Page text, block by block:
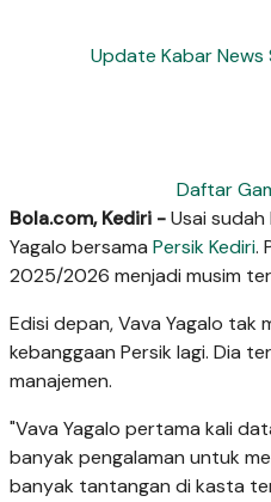
Update Kabar News
Daftar
Bola.com, Kediri -Usai
Yagalo bersama Persik Kediri.
2025/2026 menjadi musim
Edisi depan, Vava Yagalo tak
kebanggaan Persik lagi. Dia
manajemen.
"Vava Yagalo pertama kali
banyak pengalaman untuk
banyak tantangan di kasta